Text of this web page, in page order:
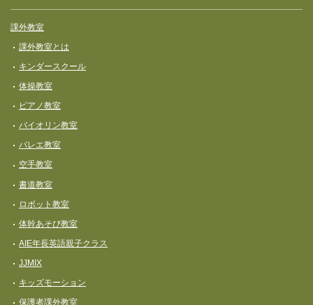
課外教室
課外教室とは
キンダースクール
体操教室
ピアノ教室
バイオリン教室
バレエ教室
空手教室
書道教室
ロボット教室
体幹あそび教室
AIE年長英語親子クラス
JJMIX
キッズモーション
保護者課外教室